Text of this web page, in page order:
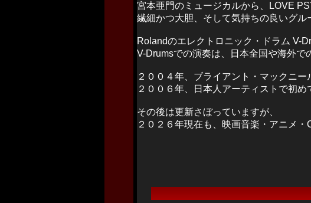
宮本亜門のミュージカルから、LOVE
繊細かつ大胆、そして気持ちの良いグル
Rolandのエレクトロニック・ドラム V-
V-Drumsでの演奏は、日本全国や海外で
２００４年、ブライアント・マックニー
２００６年、日本人アーティストで初
その後は更新さぼっていますが、
２０２６年現在も、映画音楽・アニメ